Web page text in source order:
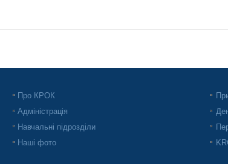
Про КРОК
Адміністрація
Навчальні підрозділи
Наші фото